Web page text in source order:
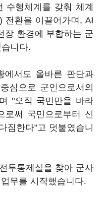
수행체계를 갖춰 체계
전환을 이끌어가며, AI
장 환경에 부합하는 군
니다.
에서도 올바른 판단과
심으로 군인으로서의
"오직 국민만을 바라
로써 국민으로부터 신
짐한다"고 덧붙였습니
투통제실을 찾아 군사
무를 시작했습니다.